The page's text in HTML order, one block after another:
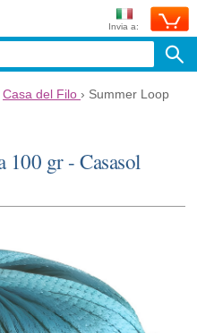
Invia a:
Casa del Filo › Summer Loop
100 gr - Casasol